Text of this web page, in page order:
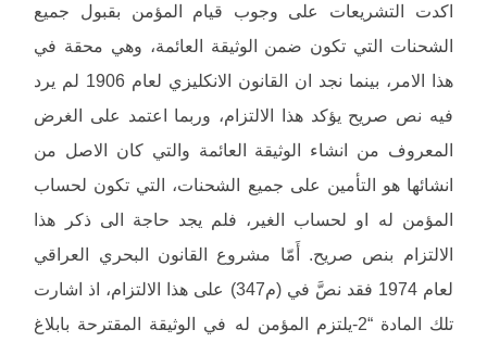
اكدت التشريعات على وجوب قيام المؤمن بقبول جميع
الشحنات التي تكون ضمن الوثيقة العائمة، وهي محقة في
هذا الامر، بينما نجد ان القانون الانكليزي لعام 1906 لم يرد
فيه نص صريح يؤكد هذا الالتزام، وربما اعتمد على الغرض
المعروف من انشاء الوثيقة العائمة والتي كان الاصل من
انشائها هو التأمين على جميع الشحنات، التي تكون لحساب
المؤمن له او لحساب الغير، فلم يجد حاجة الى ذكر هذا
الالتزام بنص صريح. أَمّا مشروع القانون البحري العراقي
لعام 1974 فقد نصَّ في (م347) على هذا الالتزام، اذ اشارت
تلك المادة “2-يلتزم المؤمن له في الوثيقة المقترحة بابلاغ